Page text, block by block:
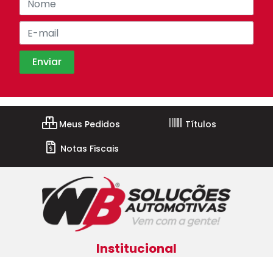
Meus Pedidos
Títulos
Notas Fiscais
Institucional